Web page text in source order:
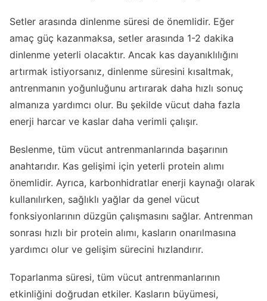
Setler arasında dinlenme süresi de önemlidir. Eğer
amaç güç kazanmaksa, setler arasında 1-2 dakika
dinlenme yeterli olacaktır. Ancak kas dayanıklılığını
artırmak istiyorsanız, dinlenme süresini kısaltmak,
antrenmanın yoğunluğunu artırarak daha hızlı sonuç
almanıza yardımcı olur. Bu şekilde vücut daha fazla
enerji harcar ve kaslar daha verimli çalışır.
Beslenme, tüm vücut antrenmanlarında başarının
anahtarıdır. Kas gelişimi için yeterli protein alımı
önemlidir. Ayrıca, karbonhidratlar enerji kaynağı olarak
kullanılırken, sağlıklı yağlar da genel vücut
fonksiyonlarının düzgün çalışmasını sağlar. Antrenman
sonrası hızlı bir protein alımı, kasların onarılmasına
yardımcı olur ve gelişim sürecini hızlandırır.
Toparlanma süresi, tüm vücut antrenmanlarının
etkinliğini doğrudan etkiler. Kasların büyümesi,